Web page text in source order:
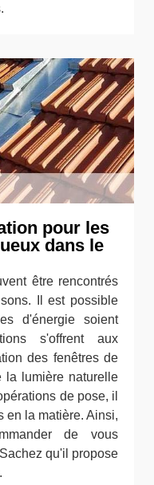
pour les
dans le
être rencontrés
Il est possible
d'énergie soient
s'offrent aux
des fenêtres de
la lumière naturelle
de pose, il
en la matière. Ainsi,
de vous
qu'il propose